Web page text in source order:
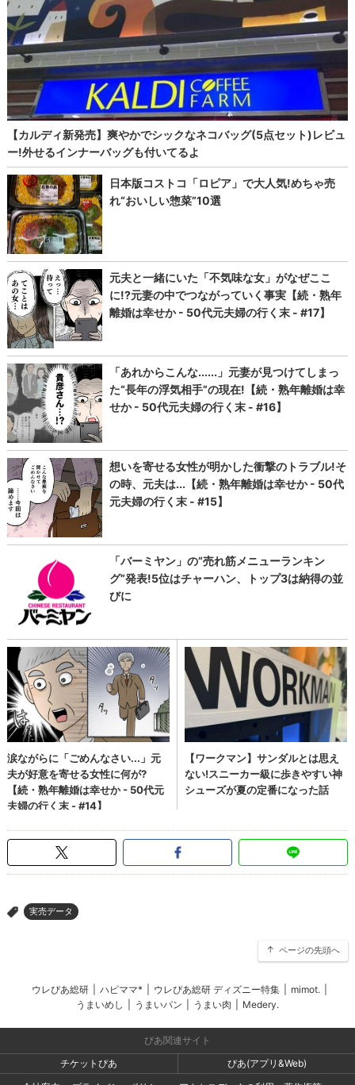
> 実売データ
ページの先頭へ
ウレぴあ総研 ハピママ* ウレぴあ総研 ディズニー特集 mimot.
うまいめし
うまいパン うまい肉 Medery.
ぴあ関連サイト
チケットぴあ
ぴあ(アプリ&Web)